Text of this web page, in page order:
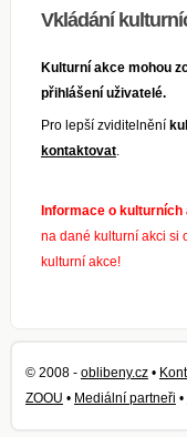
Vkládání
Kulturní akce mohou
přihlášení uživatelé.
Pro lepší zviditelnění
kontaktovat.
Informace o
na dané kulturní akci si
kulturní akce!
© 2008 - oblibeny.cz•
ZOOU • Mediální partneři •